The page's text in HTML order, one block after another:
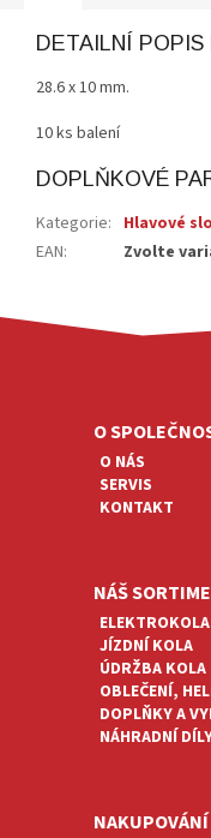
DETAILNÍ POPIS
28.6 x 10 mm.
10 ks balení
DOPLŇKOVÉ
Kategorie: Hlavové
EAN: Zvolte
O
O NÁS
SERVIS
KONTAKT
NÁŠ
ELEKTROKOLA
JÍZDNÍ KOLA
ÚDRŽBA KOLA
OBLEČENÍ,
DOPLŇKY A
NÁHRADNÍ
NAKUPOVÁNÍ